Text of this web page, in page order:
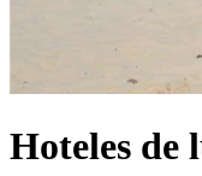
Hoteles de